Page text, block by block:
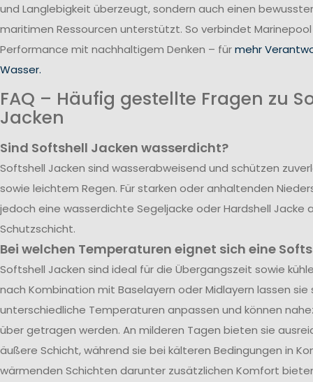
und Langlebigkeit überzeugt, sondern auch einen
maritimen Ressourcen unterstützt. So verbindet
Performance mit nachhaltigem Denken – fürmehr
Wasser.
FAQ – Häufig gestellte Fragen zu
Jacken
Sind Softshell Jacken wasserdicht?
Softshell Jacken sind wasserabweisend und schützen
sowie leichtem Regen. Für starken oder anhaltenden
jedoch eine wasserdichte Segeljacke oder Hardshell Jacke
Schutzschicht.
Bei welchen Temperaturen eignet sich eine
Softshell Jacken sind ideal für die Übergangszeit sowie
nach Kombination mit Baselayern oder Midlayern lassen sie
unterschiedliche Temperaturen anpassen und können
über getragen werden. An milderen Tagen bieten sie
äußere Schicht, während sie bei kälteren Bedingungen in
wärmenden Schichten darunter zusätzlichen Komfort